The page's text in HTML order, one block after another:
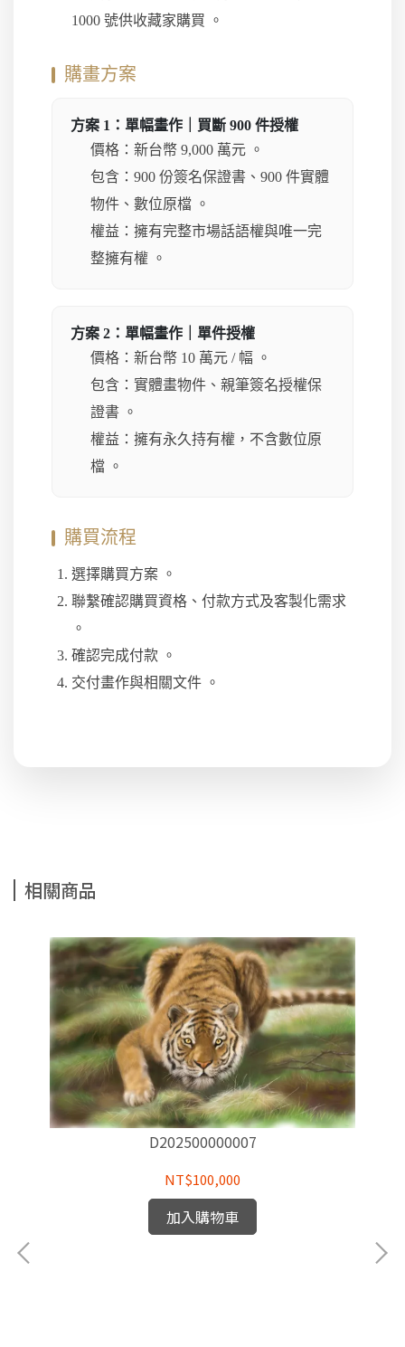
1000 號供收藏家購買 。
購畫方案
方案 1：單幅畫作｜買斷 900 件授權
價格：新台幣 9,000 萬元 。
包含：900 份簽名保證書、900 件實體
物件、數位原檔 。
權益：擁有完整市場話語權與唯一完
整擁有權 。
方案 2：單幅畫作｜單件授權
價格：新台幣 10 萬元 / 幅 。
包含：實體畫物件、親筆簽名授權保
證書 。
權益：擁有永久持有權，不含數位原
檔 。
購買流程
選擇購買方案 。
聯繫確認購買資格、付款方式及客製化需求
。
確認完成付款 。
交付畫作與相關文件 。
相關商品
D202500000007
NT$100,000
加入購物車